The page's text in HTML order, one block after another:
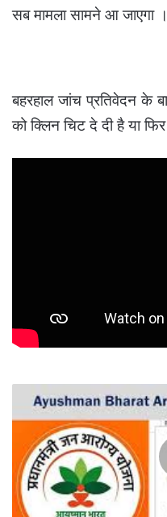
सब मामला सामने आ जाएगा ।
बहरहाल जांच प्रतिवेदन के
को क्लिन चिट दे दी है या फिर
1
बनेंगे
आयुष्मान
कार्ड,